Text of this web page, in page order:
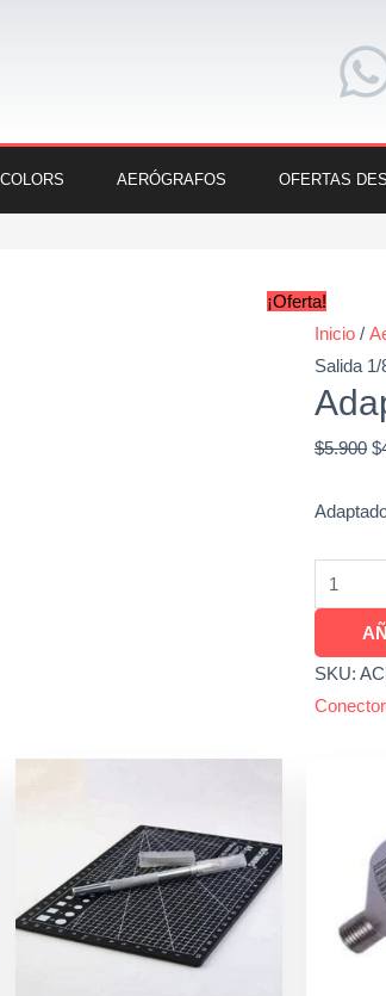
AERÓGRAFOS OFERTAS
¡Oferta!
Inicio /
Salida 1/
$5.900 $
AZTEC
Salida
1/8"
cantidad
SKU: